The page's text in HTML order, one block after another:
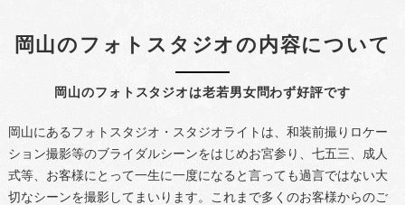
岡山のフォトスタジオは老若男女問わず好評です
岡山のフォトスタジオの内容について
岡山にあるフォトスタジオ・スタジオライトは、和装前撮りロケー
ション撮影等のブライダルシーンをはじめお宮参り、七五三、成人
式等、お客様にとって一生に一度になると言っても過言ではない大
切なシーンを撮影してまいります。これまで多くのお客様からのご